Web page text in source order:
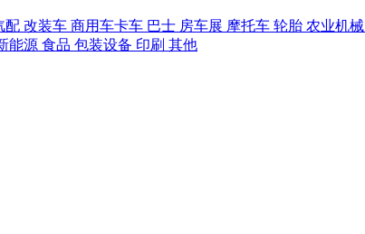
配 改装车 商用车卡车 巴士 房车展 摩托车 轮胎 农业机械
能源 食品 包装设备 印刷 其他